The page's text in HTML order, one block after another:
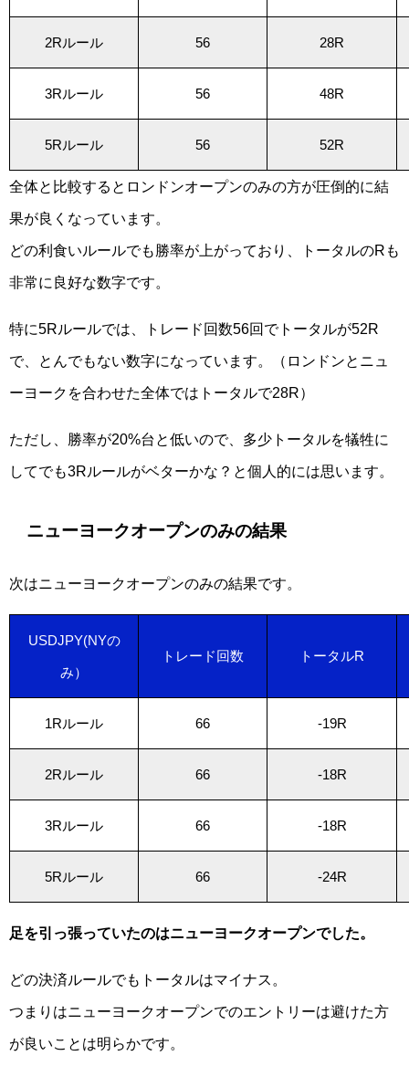
2Rルール 56 28R
3Rルール 56 48R
5Rルール 56 52R
全体と比較するとロンドンオープンのみの方が圧倒的に結
果が良くなっています。
どの利食いルールでも勝率が上がっており、トータルのRも
非常に良好な数字です。
特に5Rルールでは、トレード回数56回でトータルが52R
で、とんでもない数字になっています。（ロンドンとニュ
ーヨークを合わせた全体ではトータルで28R）
ただし、勝率が20%台と低いので、多少トータルを犠牲に
してでも3Rルールがベターかな？と個人的には思います。
ニューヨークオープンのみの結果
次はニューヨークオープンのみの結果です。
USDJPY(NYの
み）
トレード回数 トータルR
1Rルール 66 -19R
2Rルール 66 -18R
3Rルール 66 -18R
5Rルール 66 -24R
足を引っ張っていたのはニューヨークオープンでした。
どの決済ルールでもトータルはマイナス。
つまりはニューヨークオープンでのエントリーは避けた方
が良いことは明らかです。